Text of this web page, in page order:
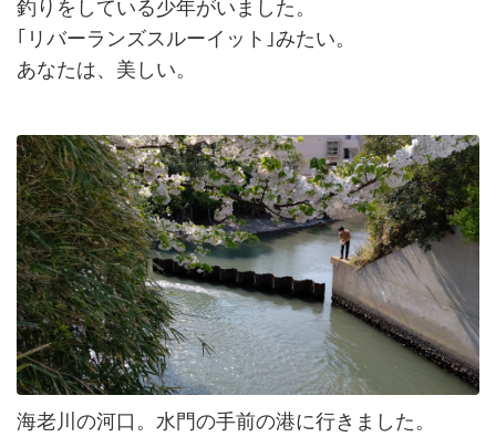
釣りをしている少年がいました。
｢リバーランズスルーイット｣みたい。
あなたは、美しい。
海老川の河口。水門の手前の港に行きました。